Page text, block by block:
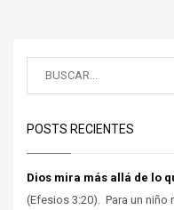
POSTS RECIENTES
Dios mira más allá de lo
(Efesios 3:20). Para un niño